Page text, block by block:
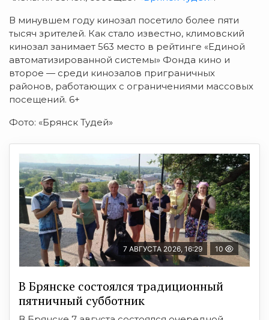
В минувшем году кинозал посетило более пяти
тысяч зрителей. Как стало известно, климовский
кинозал занимает 563 место в рейтинге «Единой
автоматизированной системы» Фонда кино и
второе — среди кинозалов приграничных
районов, работающих с ограничениями массовых
посещений. 6+
Фото: «Брянск Тудей»
7 АВГУСТА 2026, 16:29 10
В Брянске состоялся традиционный
пятничный субботник